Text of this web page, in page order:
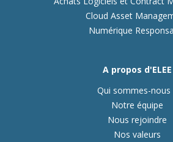
Cloud Asset
Numérique
A propos d'ELEE
Qui sommes-nous
Notre équipe
Nous rejoindre
Nos valeurs